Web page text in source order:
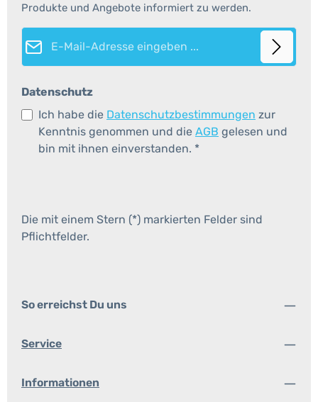
Produkte und Angebote informiert zu werden.
E-Mail-Adresse*
Datenschutz
Ich habe die Datenschutzbestimmungen zur
Kenntnis genommen und die AGB gelesen und
bin mit ihnen einverstanden. *
Die mit einem Stern (*) markierten Felder sind
Pflichtfelder.
So erreichst Du uns
Service
Informationen